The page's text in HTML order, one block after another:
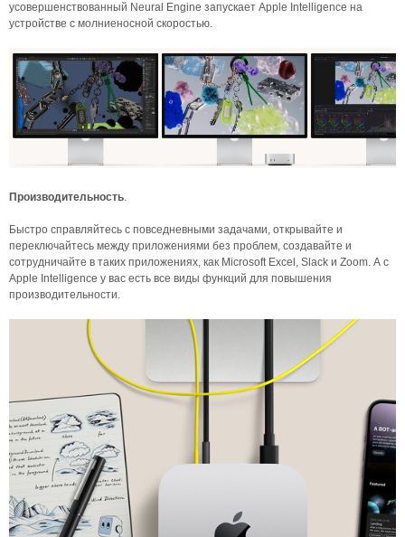
усовершенствованный Neural Engine запускает Apple Intelligence на
устройстве с молниеносной скоростью.
Производительность.
Быстро справляйтесь с повседневными задачами, открывайте и
переключайтесь между приложениями без проблем, создавайте и
сотрудничайте в таких приложениях, как Microsoft Excel, Slack и Zoom. А с
Apple Intelligence у вас есть все виды функций для повышения
производительности.